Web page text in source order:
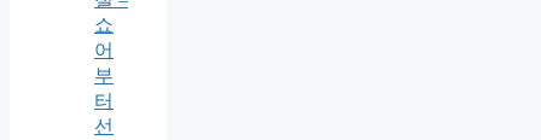
쇼
어
부
터
선